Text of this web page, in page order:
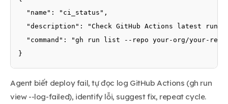
  "name": "ci_status",
"description": "Check GitHub Actions latest run
"command": "gh run list --repo your-org/your-
}
Agent biết deploy fail, tự đọc log GitHub Actions (gh run
view --log-failed), identify lỗi, suggest fix, repeat cycle.